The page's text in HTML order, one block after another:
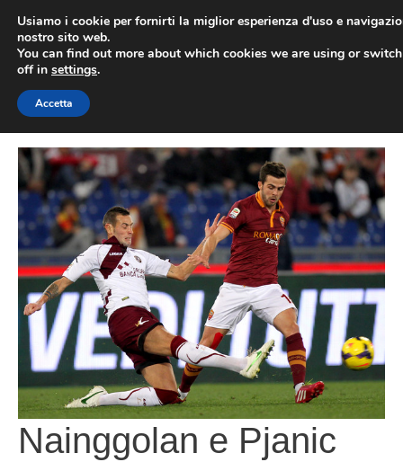
contenuto
Nainggolan e Pjanic
Usiamo i cookie per fornirti la miglior esperienza d'uso e
nostro sito web.
You can find out more about which cookies we are using or
off in settings.
Accetta